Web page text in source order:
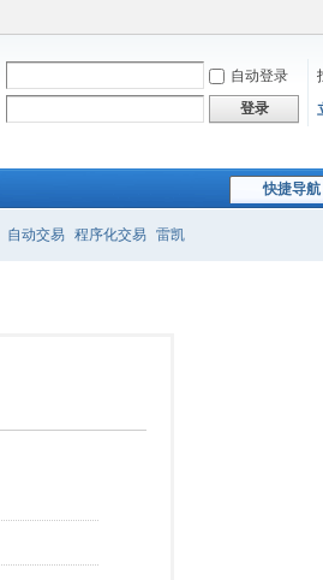
自动登录
登录
快捷导航
自动交易 程序化交易 雷凯